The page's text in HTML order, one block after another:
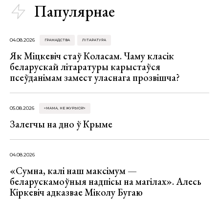
Папулярнае
04.08.2026 ГРАМАДСТВА ЛІТАРАТУРА
Як Міцкевіч стаў Коласам. Чаму класік
беларускай літаратуры карыстаўся
псеўданімам замест уласнага прозвішча?
05.08.2026 «МАМА, НЕ ЖУРЫСЯ!»
Залегчы на дно ў Крыме
04.08.2026
«Сумна, калі наш максімум —
беларускамоўныя надпісы на магілах». Алесь
Кіркевіч адказвае Міколу Бугаю